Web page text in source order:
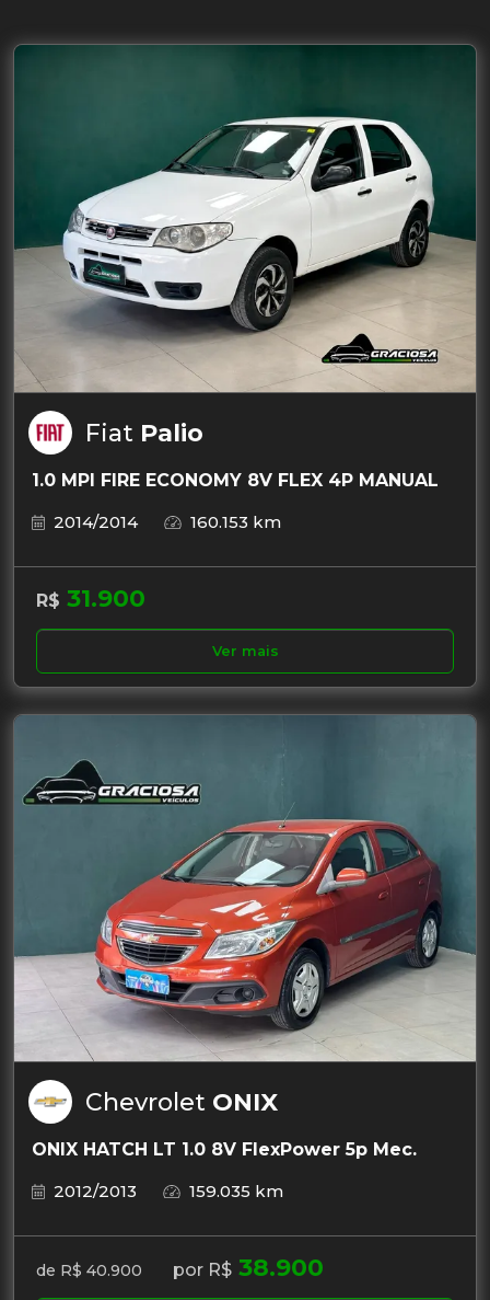
Fiat Palio
1.0 MPI FIRE ECONOMY 8V FLEX 4P MANUAL
2014/2014
160.153 km
R$ 31.900
Ver mais
Chevrolet ONIX
ONIX HATCH LT 1.0 8V FlexPower 5p Mec.
2012/2013
159.035 km
de R$ 40.900 por R$ 38.900